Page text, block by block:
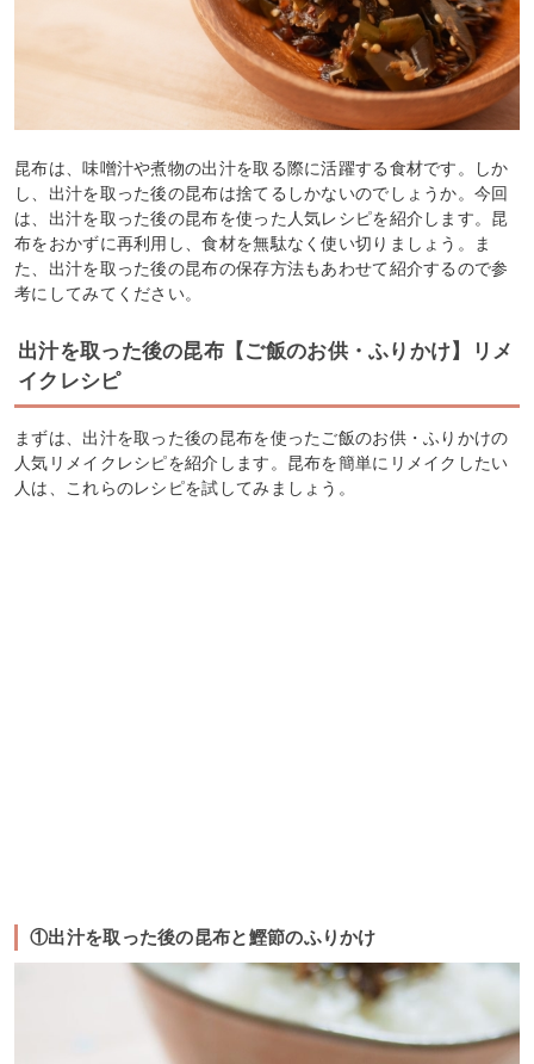
昆布は、味噌汁や煮物の出汁を取る際に活躍する食材です。しか
し、出汁を取った後の昆布は捨てるしかないのでしょうか。今回
は、出汁を取った後の昆布を使った人気レシピを紹介します。昆
布をおかずに再利用し、食材を無駄なく使い切りましょう。ま
た、出汁を取った後の昆布の保存方法もあわせて紹介するので参
考にしてみてください。
出汁を取った後の昆布【ご飯のお供・ふりかけ】リメ
イクレシピ
まずは、出汁を取った後の昆布を使ったご飯のお供・ふりかけの
人気リメイクレシピを紹介します。昆布を簡単にリメイクしたい
人は、これらのレシピを試してみましょう。
①出汁を取った後の昆布と鰹節のふりかけ